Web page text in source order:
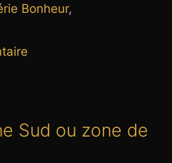
Bonheur,
Sud ou zone de